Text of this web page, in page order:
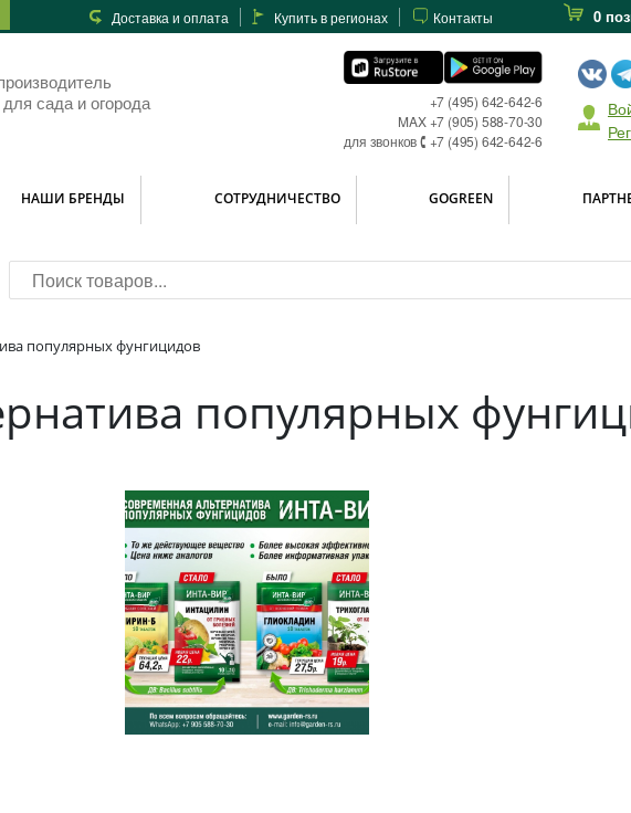
Доставка и оплата Купить в регионах Контакты 0
сада и огорода
+7 (495) 642-642-6
MAX +7 (905) 588-70-30
для звонков 🕻 +7 (495) 642-642-6
НАШИ БРЕНДЫ СОТРУДНИЧЕСТВО GOGREEN
популярных фунгицидов
популярных